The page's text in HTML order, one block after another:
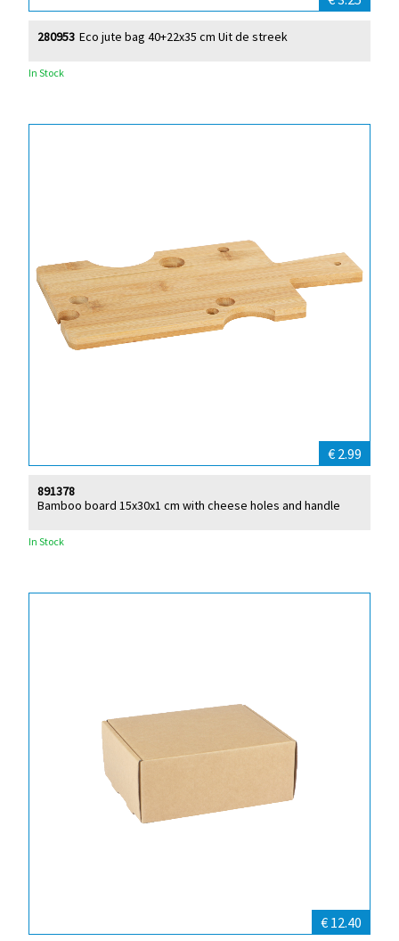
Eco jute bag 40+22x35 cm Uit de streek
280953
In Stock
€ 2.99
Bamboo board 15x30x1 cm with cheese holes and handle
891378
In Stock
€ 12.40